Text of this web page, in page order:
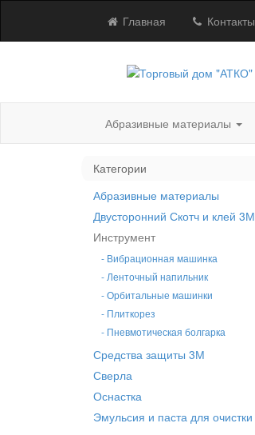
Главная Контакты
Абразивные материалы
Категории
Абразивные материалы
Двусторонний Скотч и клей 3М
Инструмент
- Вибрационная машинка
- Ленточный напильник
- Орбитальные машинки
- Плиткорез
- Пневмотическая болгарка
Средства защиты 3М
Сверла
Оснастка
Эмульсия и паста для очистки